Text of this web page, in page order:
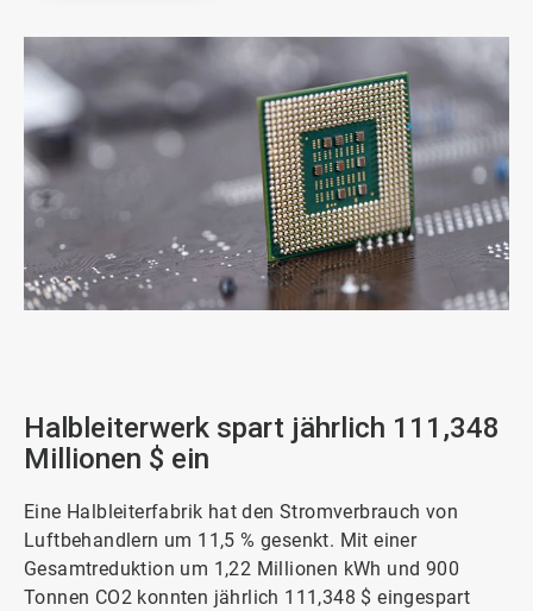
Halbleiterwerk spart jährlich 111,348
Millionen $ ein
Eine Halbleiterfabrik hat den Stromverbrauch von
Luftbehandlern um 11,5 % gesenkt. Mit einer
Gesamtreduktion um 1,22 Millionen kWh und 900
Tonnen CO2 konnten jährlich 111,348 $ eingespart